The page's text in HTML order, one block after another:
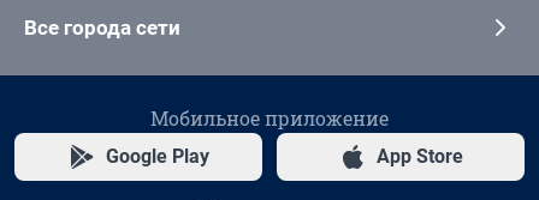
Все города сети
Мобильное приложение
Google Play App Store